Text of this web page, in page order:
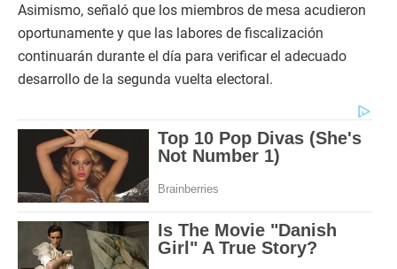
Asimismo, señaló que los miembros de mesa acudieron
oportunamente y que las labores de fiscalización
continuarán durante el día para verificar el adecuado
desarrollo de la segunda vuelta electoral.